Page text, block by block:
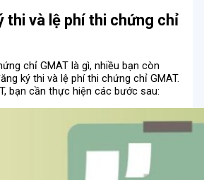
thi và lệ phí thi chứng chỉ
chỉ GMAT là gì, nhiều bạn còn
ký thi và lệ phí thi chứng chỉ GMAT.
bạn cần thực hiện các bước sau: